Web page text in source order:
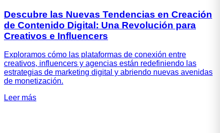
Descubre las Nuevas Tendencias en Creación
de Contenido Digital: Una Revolución para
Creativos e Influencers
Exploramos cómo las plataformas de conexión entre
creativos, influencers y agencias están redefiniendo las
estrategias de marketing digital y abriendo nuevas avenidas
de monetización.
Leer más